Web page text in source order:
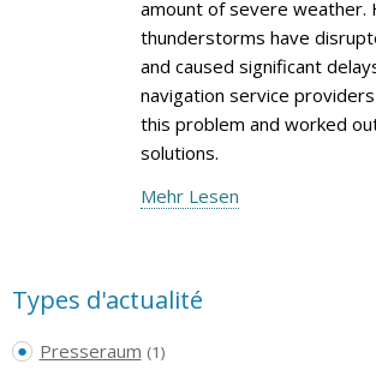
amount of severe weather.
thunderstorms have
and caused significant
navigation service
this problem and worked
solutions.
Mehr Lesen
Types d'actualité
Presseraum (1)